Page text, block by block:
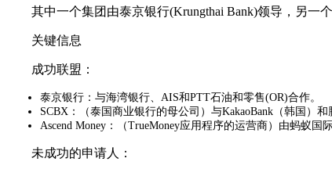
其中一个集团由泰京银行(Krungthai Bank)领导，另一
关键信息
成功联盟：
泰京银行：与海湾银行、AIS和PTT石油和零售(OR)合作。
SCBX：（泰国商业银行的母公司）与KakaoBank（韩国）
Ascend Money：（TrueMoney应用程序的运营商）由蚂蚁国际
未成功的申请人：